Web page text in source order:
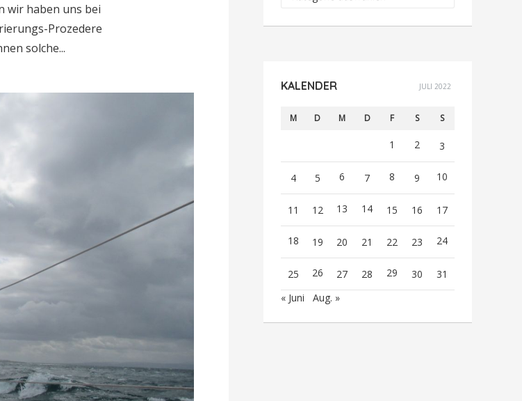
wir haben uns bei
Prozedere
solche...
KALENDER JULI 2022
M D M D F S S
1 2 3
4 5 6 7 8 9 10
11 12 13 14 15 16 17
18 19 20 21 22 23 24
25 26 27 28 29 30
31
« Juni
Aug. »